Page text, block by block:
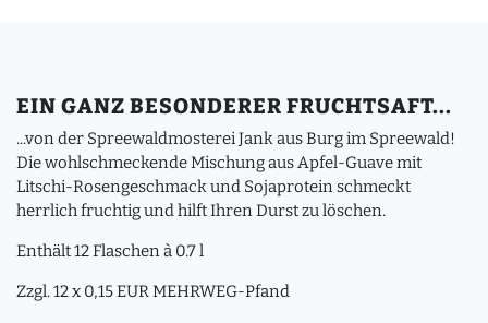
EIN GANZ BESONDERER FRUCHTSAFT...
...von der Spreewaldmosterei Jank aus Burg im Spreewald!
Die wohlschmeckende Mischung aus Apfel-Guave mit
Litschi-Rosengeschmack und Sojaprotein schmeckt
herrlich fruchtig und hilft Ihren Durst zu löschen.
Enthält 12 Flaschen à 0.7 l
Zzgl. 12 x 0,15 EUR MEHRWEG-Pfand